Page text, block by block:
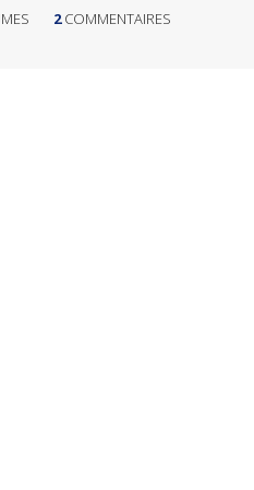
2 COMMENTAIRES